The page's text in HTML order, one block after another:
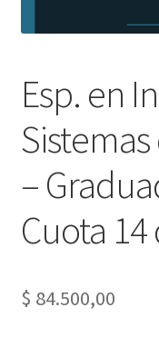
Esp. en
–
Cuota 14
$ 84.500,00